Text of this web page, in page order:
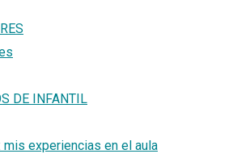
DE INFANTIL
mis experiencias en el aula